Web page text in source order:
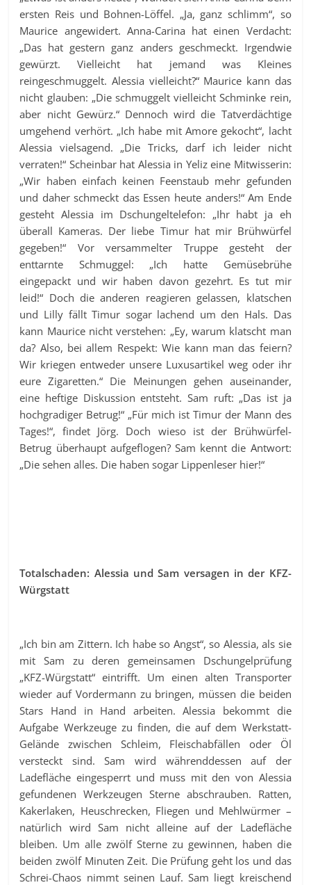
ersten Reis und Bohnen-Löffel. „Ja, ganz schlimm“, so
Maurice angewidert. Anna-Carina hat einen Verdacht:
„Das hat gestern ganz anders geschmeckt. Irgendwie
gewürzt. Vielleicht hat jemand was Kleines
reingeschmuggelt. Alessia vielleicht?“ Maurice kann das
nicht glauben: „Die schmuggelt vielleicht Schminke rein,
aber nicht Gewürz.“ Dennoch wird die Tatverdächtige
umgehend verhört. „Ich habe mit Amore gekocht“, lacht
Alessia vielsagend. „Die Tricks, darf ich leider nicht
verraten!“ Scheinbar hat Alessia in Yeliz eine Mitwisserin:
„Wir haben einfach keinen Feenstaub mehr gefunden
und daher schmeckt das Essen heute anders!“ Am Ende
gesteht Alessia im Dschungeltelefon: „Ihr habt ja eh
überall Kameras. Der liebe Timur hat mir Brühwürfel
gegeben!“ Vor versammelter Truppe gesteht der
enttarnte Schmuggel: „Ich hatte Gemüsebrühe
eingepackt und wir haben davon gezehrt. Es tut mir
leid!“ Doch die anderen reagieren gelassen, klatschen
und Lilly fällt Timur sogar lachend um den Hals. Das
kann Maurice nicht verstehen: „Ey, warum klatscht man
da? Also, bei allem Respekt: Wie kann man das feiern?
Wir kriegen entweder unsere Luxusartikel weg oder ihr
eure Zigaretten.“ Die Meinungen gehen auseinander,
eine heftige Diskussion entsteht. Sam ruft: „Das ist ja
hochgradiger Betrug!“ „Für mich ist Timur der Mann des
Tages!“, findet Jörg. Doch wieso ist der Brühwürfel-
Betrug überhaupt aufgeflogen? Sam kennt die Antwort:
„Die sehen alles. Die haben sogar Lippenleser hier!“
Totalschaden: Alessia und Sam versagen in der KFZ-
Würgstatt
„Ich bin am Zittern. Ich habe so Angst“, so Alessia, als sie
mit Sam zu deren gemeinsamen Dschungelprüfung
„KFZ-Würgstatt“ eintrifft. Um einen alten Transporter
wieder auf Vordermann zu bringen, müssen die beiden
Stars Hand in Hand arbeiten. Alessia bekommt die
Aufgabe Werkzeuge zu finden, die auf dem Werkstatt-
Gelände zwischen Schleim, Fleischabfällen oder Öl
versteckt sind. Sam wird währenddessen auf der
Ladefläche eingesperrt und muss mit den von Alessia
gefundenen Werkzeugen Sterne abschrauben. Ratten,
Kakerlaken, Heuschrecken, Fliegen und Mehlwürmer –
natürlich wird Sam nicht alleine auf der Ladefläche
bleiben. Um alle zwölf Sterne zu gewinnen, haben die
beiden zwölf Minuten Zeit. Die Prüfung geht los und das
Schrei-Chaos nimmt seinen Lauf. Sam liegt kreischend